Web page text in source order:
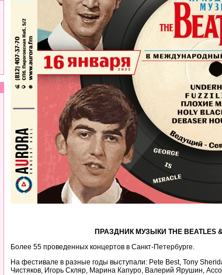
ПРАЗДНИК МУЗЫКИ THE BEATLES &
Более 55 проведенных концертов в Санкт-Петербурге.
На фестивале в разные годы выступали: Pete Best, Tony
Чистяков, Игорь Скляр, Марина Капуро, Валерий Ярушин,